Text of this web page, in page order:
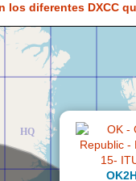
los diferentes DXCC
HQ IQ JQ